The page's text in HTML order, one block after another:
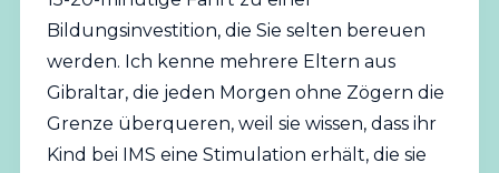
Bildungsinvestition, die Sie selten bereuen
werden. Ich kenne mehrere Eltern aus
Gibraltar, die jeden Morgen ohne Zögern die
Grenze überqueren, weil sie wissen, dass ihr
Kind bei IMS eine Stimulation erhält, die sie